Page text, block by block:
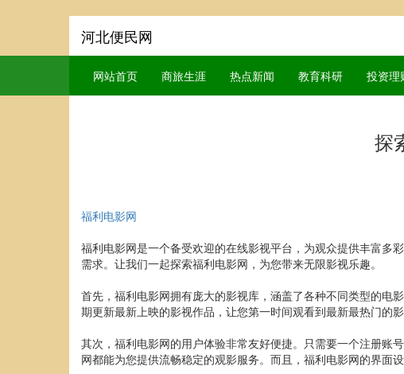
河北便民网
网站首页 商旅生涯 热点新闻 教育科研 投资理
探
福利电影网
福利电影网是一个备受欢迎的在线影视平台，为观众提供丰富多
需求。让我们一起探索福利电影网，为您带来无限影视乐趣。
首先，福利电影网拥有庞大的影视库，涵盖了各种不同类型的电
期更新最新上映的影视作品，让您第一时间观看到最新最热门的影
其次，福利电影网的用户体验非常友好便捷。只需要一个注册账
网都能为您提供流畅稳定的观影服务。而且，福利电影网的界面